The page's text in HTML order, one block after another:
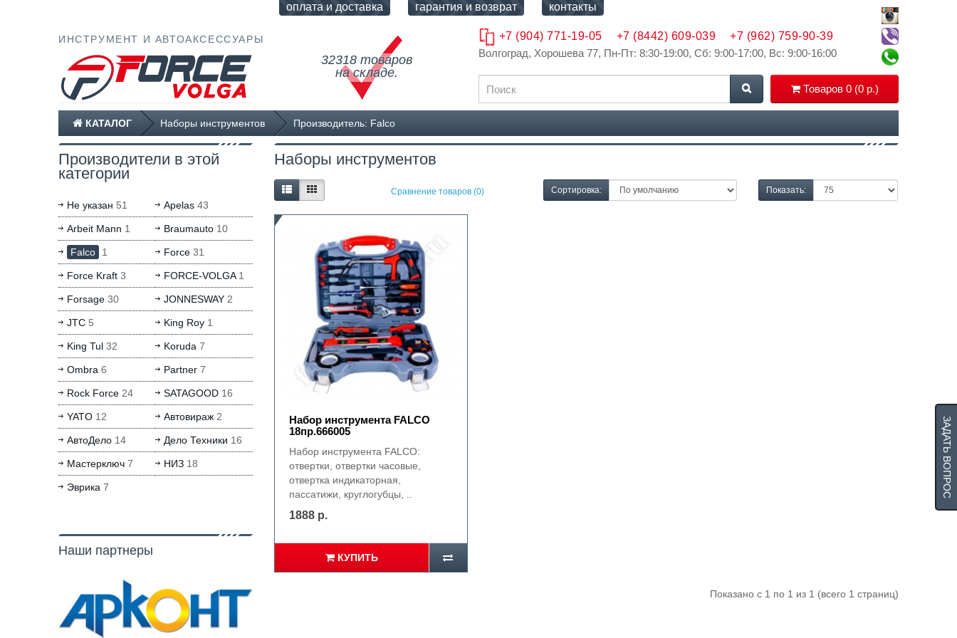
ИНСТРУМЕНТ И АВТОАКСЕССУАРЫ
оплата и доставка гарантия и возврат контакты
Волгоград, Хорошева 77, Пн-Пт: 8:30-19:00, Сб: 9:00-17:00, Вс: 9:00-16:00
Товаров 0 (0 р.)
32318 товаров
на складе.
+7 (904) 771-19-05 +7 (8442) 609-039 +7 (962) 759-90-39
КАТАЛОГ Наборы инструментов Производитель: Falco
Производители в этой
категории
Не указан 51 Apelas 43
Arbeit Mann 1 Braumauto 10
Falco 1 Force 31
Force Kraft 3 FORCE-VOLGA1
Forsage 30 JONNESWAY 2
JTC 5 King Roy 1
King Tul 32 Koruda 7
Ombra 6 Partner 7
Rock Force 24 SATAGOOD 16
YATO 12 Автовираж 2
АвтоДело 14 Дело Техники 16
Мастерключ 7 НИЗ 18
Эврика 7
Наши партнеры
Наборы инструментов
Сравнение товаров (0) Сортировка: Показать:
Набор инструмента FALCO
18пр.666005
Набор инструмента FALCO:
отвертки, отвертки часовые,
отвертка индикаторная,
пассатижи, круглогубцы, ..
1888 р.
КУПИТЬ
Показано с 1 по 1 из 1 (всего 1 страниц)
ЗАДАТЬ ВОПРОС